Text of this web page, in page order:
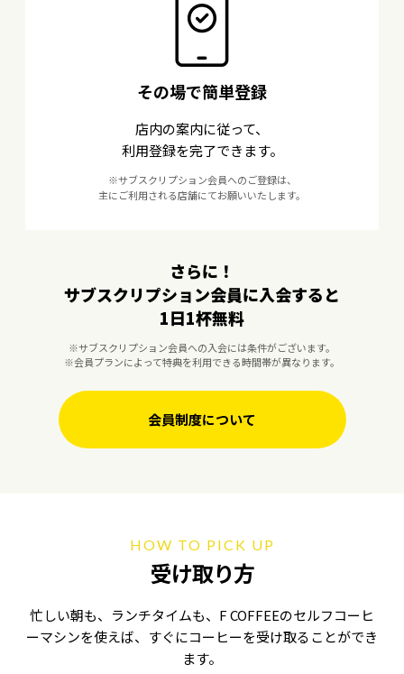
その場で簡単登録
店内の案内に従って、
利用登録を完了できます。
※サブスクリプション会員へのご登録は、
主にご利用される店舗にてお願いいたします。
さらに！
サブスクリプション会員に入会すると
1日1杯無料
※サブスクリプション会員への入会には条件がございます。
※会員プランによって特典を利用できる時間帯が異なります。
会員制度について
HOW TO PICK UP
受け取り方
忙しい朝も、ランチタイムも、F COFFEEのセルフコーヒ
ーマシンを使えば、 すぐにコーヒーを受け取ることができ
ます。